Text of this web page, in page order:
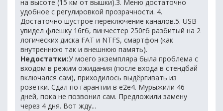
на высоте (15 км от вышки).3. Меню достаточно
удобное с регулировкой прозрачности. 4.
Достаточно шустрое переключение каналов.5. USB
увидел флешку 16гб, винчестер 250гб разбитый на 2
логических диска FAT и NTFS, смартфон (как
внутреннюю так и внешнюю память).
Недостатки:У моего экземпляра была проблема с
входом в режим ожидания (после входа в стендбай
включался сам), приходилось выдёргивать из
розетки. Сдал по гарантии в e2e4. Мурыжили 46
дней, пока не позвонил сам. Предложили замену
через 4 дня. Вот жду...